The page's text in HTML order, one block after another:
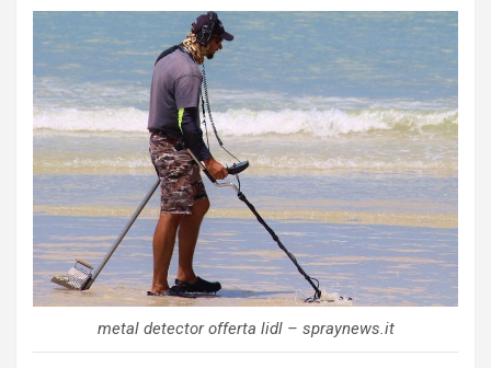
metal detector offerta lidl – spraynews.it